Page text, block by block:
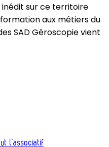
inédit sur ce territoire
aux métiers du
SAD Géroscopie vient
l’associatif